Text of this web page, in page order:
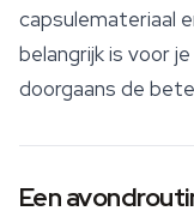
capsulemateriaal
belangrijk is voor
doorgaans de
Een